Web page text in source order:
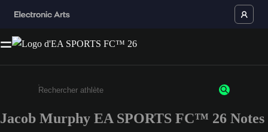
Saisissez au moins 3 caractères ou chiffres.
Jacob Murphy EA SPORTS FC™ 26 Notes